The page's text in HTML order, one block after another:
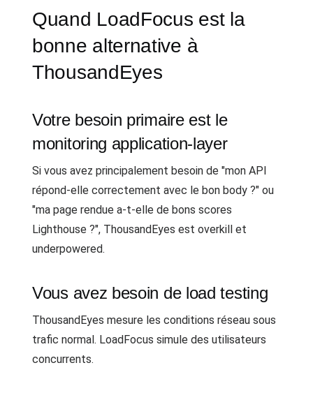
Quand LoadFocus est la
bonne alternative à
ThousandEyes
Votre besoin primaire est le
monitoring application-layer
Si vous avez principalement besoin de "mon API
répond-elle correctement avec le bon body ?" ou
"ma page rendue a-t-elle de bons scores
Lighthouse ?", ThousandEyes est overkill et
underpowered.
Vous avez besoin de load testing
ThousandEyes mesure les conditions réseau sous
trafic normal. LoadFocus simule des utilisateurs
concurrents.